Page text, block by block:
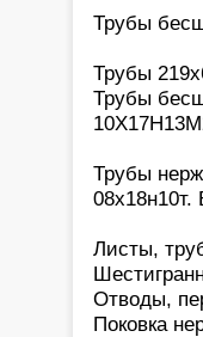
Трубы
Трубы
Трубы
Трубы
Листы,
Отводы,
Поковка